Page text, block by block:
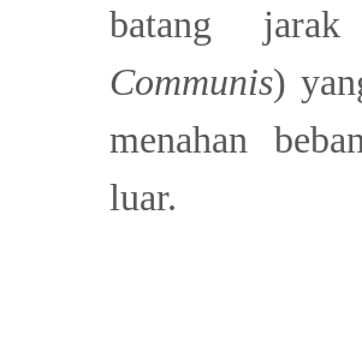
batang
Communis)
menahan
luar.